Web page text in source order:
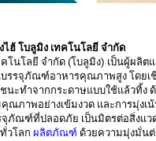
ไฮ้ โบลูมิง เทคโนโลยี จำกัด
คโนโลยี จำกัด (โบลูมิง) เป็นผู้ผลิ
รรจุภัณฑ์อาหารคุณภาพสูง โดยเ
นะทำจากกระดาษแบบใช้แล้วทิ้ง
ณภาพอย่างเข้มงวด และการมุ่งเน้
จุภัณฑ์ที่ปลอดภัย เป็นมิตรต่อสิ่งแว
วโลก ผลิตภัณฑ์ ด้วยความมุ่งมั่นต่